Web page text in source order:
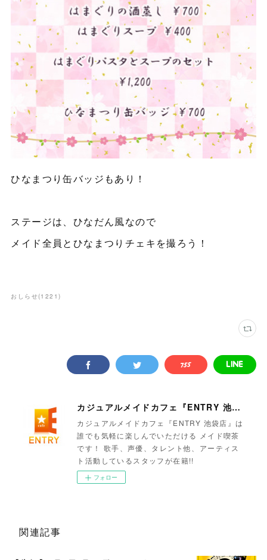
ひなまつり缶バッジもあり！
ステージは、ひなだん風なので
メイド全員とひなまつりチェキを撮ろう！
おしらせ(1221 )
カジュアルメイドカフェ『ENTRY 池袋店』
カジュアルメイドカフェ『ENTRY 池袋店』は
誰でも気軽に楽しんでいただける メイド喫茶
です！ 歌手、声優、タレント他、アーティス
ト活動しているスタッフが在籍!!
フォロー
関連記事